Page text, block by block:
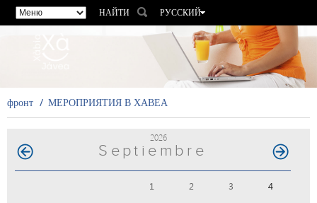
НАЙТИ
РУССКИЙ
ESPAÑOL
VALENCIÀ
фронт МЕРОПРИЯТИЯ В ХАВЕА
2026
Septiembre
1 2 3 4